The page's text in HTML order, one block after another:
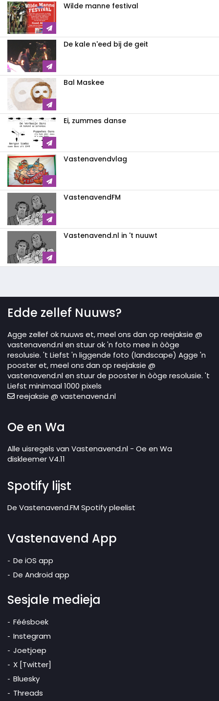
Wilde manne festival
De kale n'eed bij de geit
Bal Maskee
Ei, zummes danse
Vastenavendvlag
VastenavendFM
Vastenavend.nl in 't nuuwt
Edde zellef Nuuws?
Agge zellef ok nuuws et, meel ons dan op reejaksie @
vastenavend.nl en stuur ok 'n foto mee in òòge
resolusie. 't Liefst 'n liggende foto (landscape) Agge 'n
pooster et, meel ons dan op reejaksie @
vastenavend.nl en stuur de pooster in òòge resolusie. 't
Liefst minimaal 1000 pixels
reejaksie @ vastenavend.nl
Oe en Wa
Alle uisregels van Vastenavend.nl - Oe en Wa
diskleemer V4.11
Spotify lijst
De Vastenavend.FM Spotify pleelist
Vastenavend App
De iOS app
De Android app
Sesjale medieja
Féésboek
Instegram
Joetjoep
X [Twitter]
Bluesky
Threads